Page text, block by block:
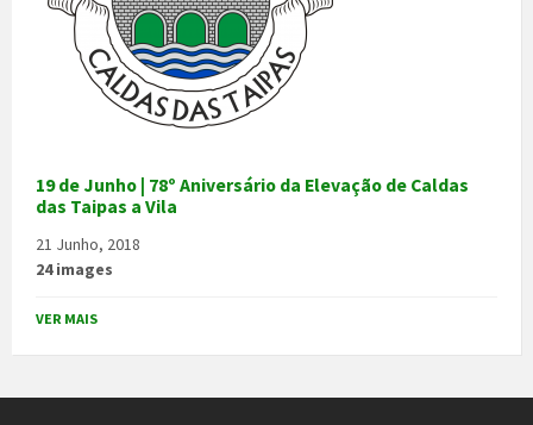
19 de Junho | 78º Aniversário da Elevação de Caldas
das Taipas a Vila
21 Junho, 2018
24 images
VER MAIS